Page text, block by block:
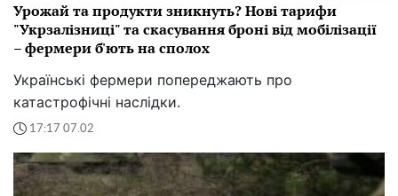
Урожай та продукти зникнуть? Нові тарифи
"Укрзалізниці" та скасування броні від мобілізації
– фермери б'ють на сполох
Українські фермери попереджають про
катастрофічні наслідки.
17:17 07.02